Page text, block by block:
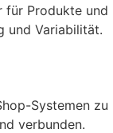
für Produkte und
und Variabilität.
Systemen zu
verbunden.